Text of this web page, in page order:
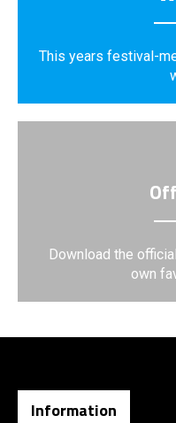
This years festival-
Download the
own
Information